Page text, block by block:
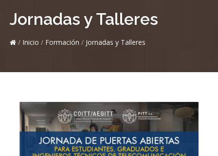
Jornadas y Talleres
/ Inicio / Formación / Jornadas y Talleres